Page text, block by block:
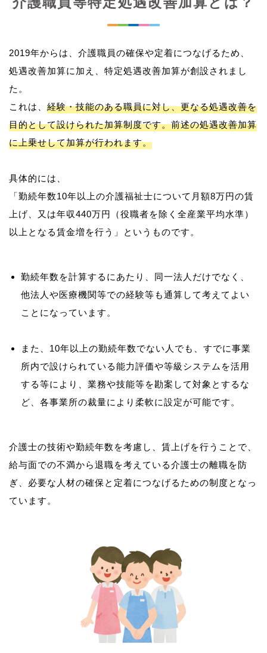
2019年からは、介護職員の確保や定着につなげるため、
処遇改善加算に加え、特定処遇改善加算が創設されまし
た。
これは、 経験・技能のある職員に対し、更なる処遇改善を
目的として設けられた加算制度です。前述の処遇改善加算
に上乗せして加算が行われます。
具体的には、
「勤続年数10年以上の介護福祉士について月額8万円の賃
上げ、又は年収440万円（役職者を除く全産業平均水準）
勤続年数を計算するにあたり、同一法人だけでなく、
他法人や医療機関等での経験等も通算して考えてよい
ことになっています。
また、10年以上の勤続年数でない人でも、すでに事業
所内で設けられている能力評価や等級システムを活用
する等により、業務や技能等を勘案して対象とするな
ど、各事業所の裁量により柔軟に設定が可能です。
介護士の技術や勤続年数を考慮し、賃上げを行うことで、
給与面での不満から退職を考えている介護士の離職を防
ぎ、必要な人材の確保と定着につなげるための制度となっ
ています。